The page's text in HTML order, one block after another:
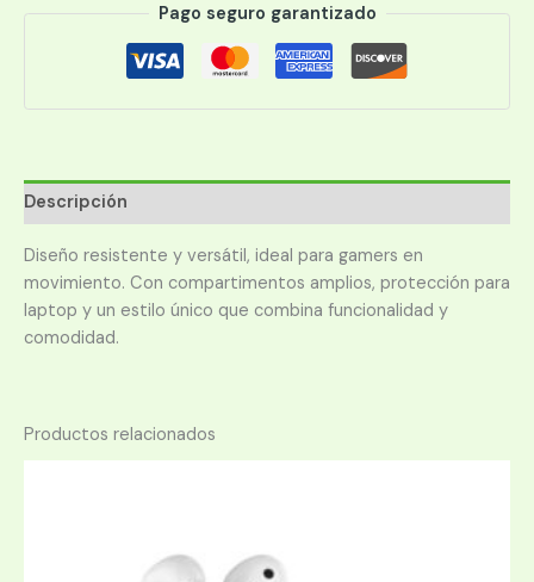
Pago seguro garantizado
Descripción
Diseño resistente y versátil, ideal para gamers en
movimiento. Con compartimentos amplios, protección para
laptop y un estilo único que combina funcionalidad y
comodidad.
Productos relacionados